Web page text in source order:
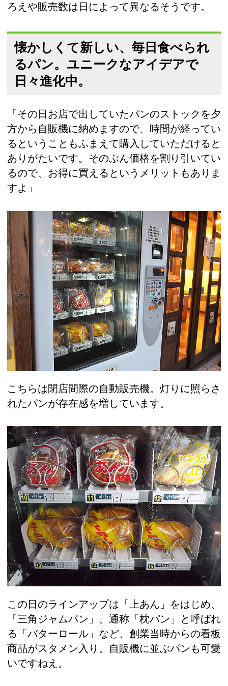
ろえや販売数は日によって異なるそうです。
懐かしくて新しい、毎日食べられ
るパン。ユニークなアイデアで
日々進化中。
「その日お店で出していたパンのストックを夕
方から自販機に納めますので、時間が経ってい
るということもふまえて購入していただけると
ありがたいです。そのぶん価格を割り引いてい
るので、お得に買えるというメリットもありま
すよ」
こちらは閉店間際の自動販売機。灯りに照らさ
れたパンが存在感を増しています。
この日のラインアップは「上あん」をはじめ、
「三角ジャムパン」、通称「枕パン」と呼ばれ
る「バターロール」など、創業当時からの看板
商品がスタメン入り。自販機に並ぶパンも可愛
いですねえ。